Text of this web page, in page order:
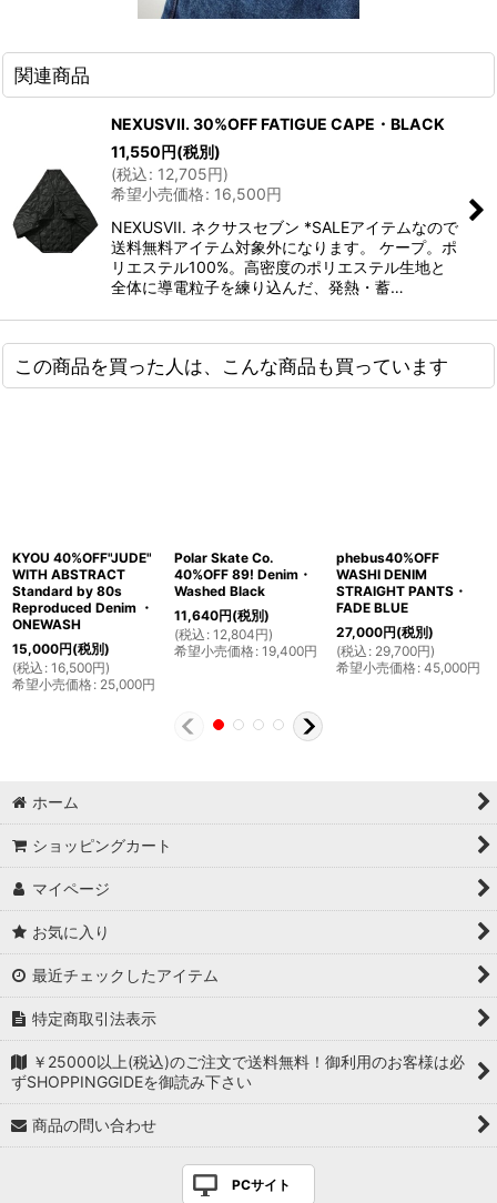
関連商品
NEXUSVII. 30%OFF FATIGUE CAPE・BLACK
11,550円(税別)
(税込: 12,705円)
希望小売価格: 16,500円
NEXUSVII. ネクサスセブン *SALEアイテムなので
送料無料アイテム対象外になります。 ケープ。ポ
リエステル100%。高密度のポリエステル生地と
全体に導電粒子を練り込んだ、発熱・蓄…
この商品を買った人は、こんな商品も買っています
KYOU 40%OFF"JUDE"
WITH ABSTRACT
Standard by 80s
Reproduced Denim ・
ONEWASH
15,000円(税別)
(税込 : 16,500円)
希望小売価格: 25,000円
Polar Skate Co.
40%OFF 89! Denim・
Washed Black
11,640円(税別)
(税込 : 12,804円)
希望小売価格: 19,400円
phebus40%OFF
WASHI DENIM
STRAIGHT PANTS・
FADE BLUE
27,000円(税別)
(税込 : 29,700円)
希望小売価格: 45,000円
ホーム
ショッピングカート
マイページ
お気に入り
最近チェックしたアイテム
特定商取引法表示
￥25000以上(税込)のご注文で送料無料！御利用のお客様は必
ずSHOPPINGGIDEを御読み下さい
商品の問い合わせ
PCサイト